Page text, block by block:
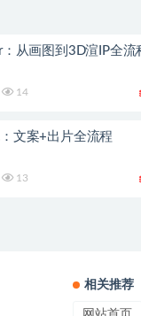
从画图到3D渲IP全流
14
文案+出片全流程
13
相关推荐